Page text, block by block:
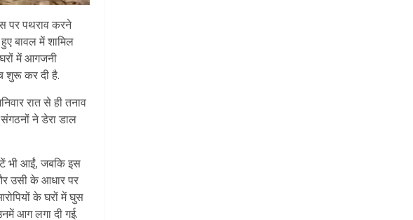
पर पथराव करने
बावल में शामिल
में आगजनी
शुरू कर दी है.
रात से ही तनाव
संगठनों ने डेरा डाल
भी आईं, जबकि इस
उसी के आधार पर
के घरों में घुस
आग लगा दी गई.